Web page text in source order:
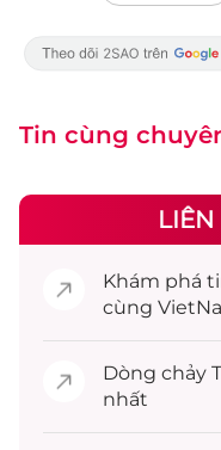
Tin cùng
LIÊN
Khám phá
cùng
Dòng chảy
nhất